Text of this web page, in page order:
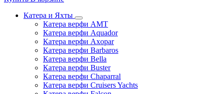
Катера и Яхты
Катера верфи AMT
Катера верфи Aquador
Катера верфи Axopar
Катера верфи Barbaros
Катера верфи Bella
Катера верфи Buster
Катера верфи Chaparral
Катера верфи Cruisers Yachts